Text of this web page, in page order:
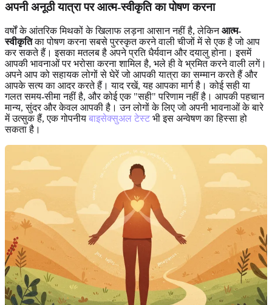
अपनी अनूठी यात्रा पर आत्म-स्वीकृति का पोषण करना
वर्षों के आंतरिक मिथकों के खिलाफ लड़ना आसान नहीं है, लेकिनआत्म-
स्वीकृतिका पोषण करना सबसे पुरस्कृत करने वाली चीजों में से एक है जो आप
कर सकते हैं। इसका मतलब है अपने प्रति धैर्यवान और दयालु होना। इसमें
आपकी भावनाओं पर भरोसा करना शामिल है, भले ही वे भ्रमित करने वाली लगें।
अपने आप को सहायक लोगों से घेरें जो आपकी यात्रा का सम्मान करते हैं और
आपके सत्य का आदर करते हैं। याद रखें, यह आपका मार्ग है। कोई सही या
गलत समय-सीमा नहीं है, और कोई एक "सही" परिणाम नहीं है। आपकी पहचान
मान्य, सुंदर और केवल आपकी है। उन लोगों के लिए जो अपनी भावनाओं के बारे
में उत्सुक हैं, एक गोपनीय बाइसेक्सुअल टेस्टभी इस अन्वेषण का हिस्सा हो
सकता है।